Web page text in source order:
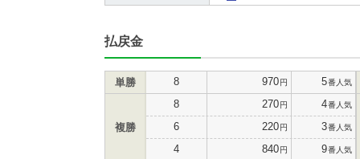
払戻金
単勝 8 970円 5番人気
複勝
8 270円 4番人気
6 220円 3番人気
4 840円 9番人気